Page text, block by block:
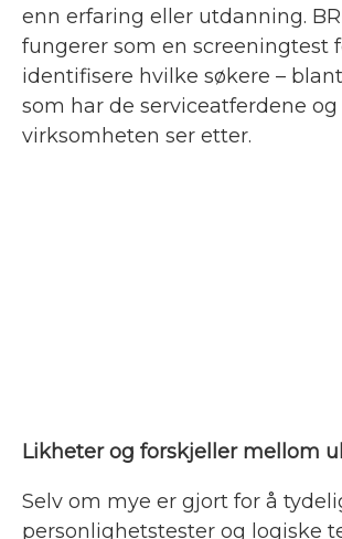
enn erfaring eller utdanning.
fungerer som en screeningtest
identifisere hvilke søkere –
som har de serviceatferdene
virksomheten ser etter.
Likheter og forskjeller mellom
Selv om mye er gjort for å
personlighetstester og logiske